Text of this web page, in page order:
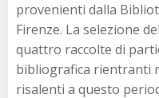
provenienti dalla
Firenze. La selezione
quattro raccolte di
bibliografica rientranti
risalenti a questo